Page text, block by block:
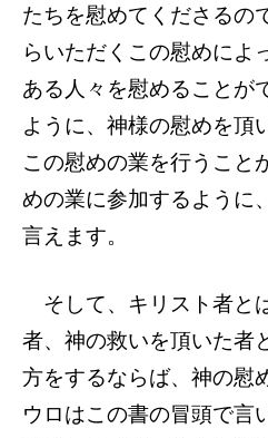
たちを慰めてくださるの
らいただくこの慰めによ
ある人々を慰めることが
ように、神様の慰めを頂
この慰めの業を行うこと
めの業に参加するように
言えます。
そして、キリスト者と
者、神の救いを頂いた者
方をするならば、神の慰
ウロはこの書の冒頭で言